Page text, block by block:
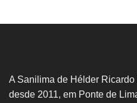
A Sanilima de Hélder
desde 2011, em Ponte de